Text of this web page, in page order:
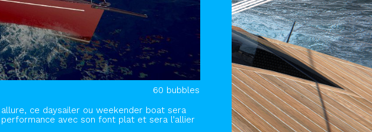
60 bubbles
ce daysailer ou weekender boat sera
avec son font plat et sera l'allier